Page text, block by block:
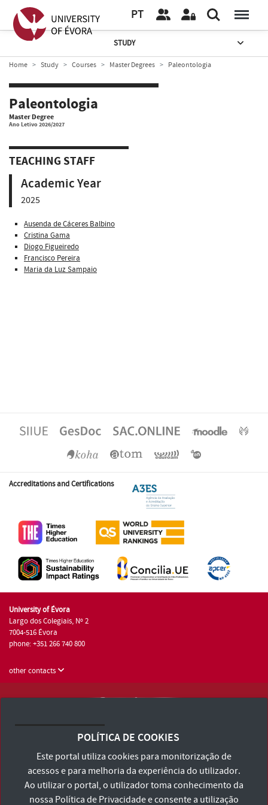
PT
STUDY
Home Study Courses Master Degrees Paleontologia
Paleontologia
Master Degree
Ano Letivo 2026/2027
TEACHING STAFF
Academic Year
2025
Ausenda de Cáceres Balbino
Cristina Gama
Diogo Figueiredo
Francisco Pereira
Maria da Luz Sampaio
Accreditations and Certifications
University of Évora
Largo dos Colegiais, Nº 2
7004-516 Évora
phone: +351 266 740 800
other contacts
Terms and Conditions and Privacy Policy
Accessibility Statement
POLÍTICA DE COOKIES
Este portal utiliza cookies para monitorização de
acessos e para melhoria da experiência do utilizador.
Ao utilizar o portal, o utilizador toma conhecimento da
nossa Política de Privacidadee consente a utilização